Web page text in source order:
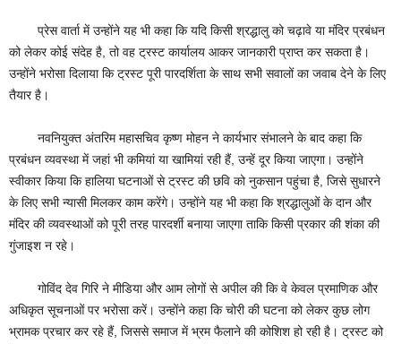
प्रेस वार्ता में उन्होंने यह भी कहा कि यदि किसी श्रद्धालु को चढ़ावे या मंदिर प्रबंधन
को लेकर कोई संदेह है, तो वह ट्रस्ट कार्यालय आकर जानकारी प्राप्त कर सकता है।
उन्होंने भरोसा दिलाया कि ट्रस्ट पूरी पारदर्शिता के साथ सभी सवालों का जवाब देने के लिए
तैयार है।
नवनियुक्त अंतरिम महासचिव कृष्ण मोहन ने कार्यभार संभालने के बाद कहा कि
प्रबंधन व्यवस्था में जहां भी कमियां या खामियां रही हैं, उन्हें दूर किया जाएगा। उन्होंने
स्वीकार किया कि हालिया घटनाओं से ट्रस्ट की छवि को नुकसान पहुंचा है, जिसे सुधारने
के लिए सभी न्यासी मिलकर काम करेंगे। उन्होंने यह भी कहा कि श्रद्धालुओं के दान और
मंदिर की व्यवस्थाओं को पूरी तरह पारदर्शी बनाया जाएगा ताकि किसी प्रकार की शंका की
गुंजाइश न रहे।
गोविंद देव गिरि ने मीडिया और आम लोगों से अपील की कि वे केवल प्रमाणिक और
अधिकृत सूचनाओं पर भरोसा करें। उन्होंने कहा कि चोरी की घटना को लेकर कुछ लोग
भ्रामक प्रचार कर रहे हैं, जिससे समाज में भ्रम फैलाने की कोशिश हो रही है। ट्रस्ट को